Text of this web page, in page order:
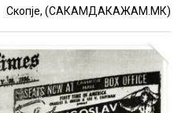
Скопје, (САКАМДАКАЖАМ.МК)